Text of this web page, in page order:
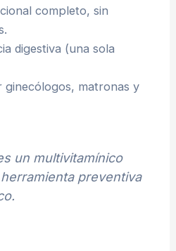
completo, sin
digestiva (una sola
matronas y
un multivitamínico
preventiva